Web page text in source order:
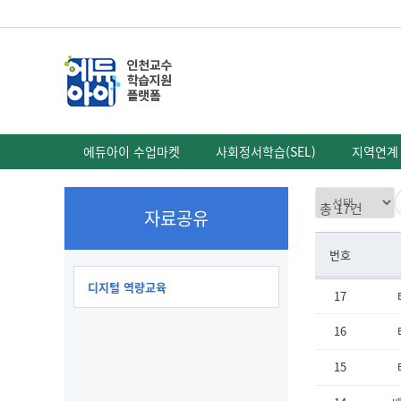
에듀아이 수업마켓 사회정서학습(SEL) 지역연
자료공유
디지털 역량교육
총 17건
번호
17
16
15